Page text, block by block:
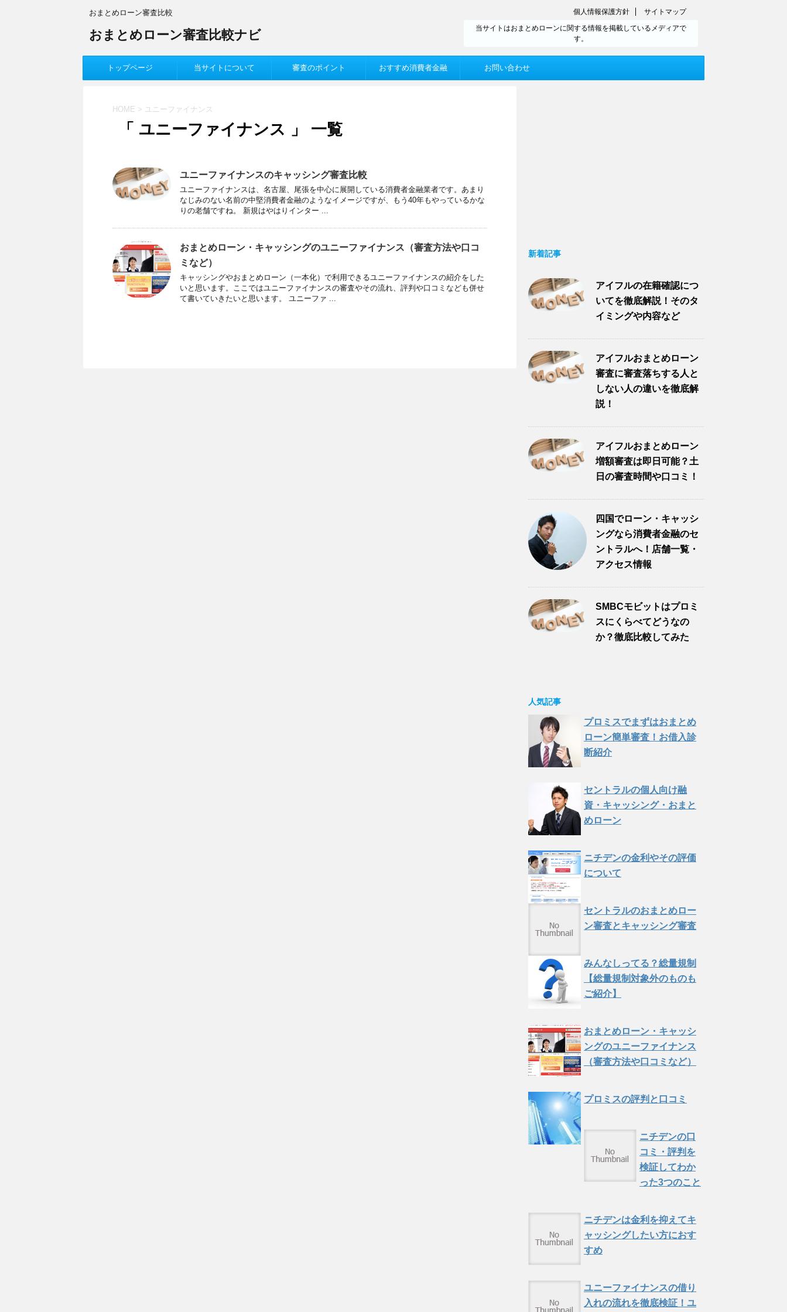
おまとめローン審査比較
おまとめローン審査比較ナビ
個人情報保護方針
サイトマップ
当サイトはおまとめローンに関する情報を掲載しているメディアで
す。
トップページ 当サイトについて 審査のポイント おすすめ消費者金融 お問い合わせ
HOME > ユニーファイナンス
「 ユニーファイナンス 」 一覧
ユニーファイナンスのキャッシング審査比較
ユニーファイナンスは、名古屋、尾張を中心に展開している消費者金融業者です。あまり
なじみのない名前の中堅消費者金融のようなイメージですが、もう40年もやっているかな
りの老舗ですね。 新規はやはりインター ...
おまとめローン・キャッシングのユニーファイナンス（審査方法や口コ
ミなど）
キャッシングやおまとめローン（一本化）で利用できるユニーファイナンスの紹介をした
いと思います。ここではユニーファイナンスの審査やその流れ、評判や口コミなども併せ
て書いていきたいと思います。 ユニーファ ...
新着記事
アイフルの在籍確認につ
いてを徹底解説！そのタ
イミングや内容など
アイフルおまとめローン
審査に審査落ちする人と
しない人の違いを徹底解
説！
アイフルおまとめローン
増額審査は即日可能？土
日の審査時間や口コミ！
四国でローン・キャッシ
ングなら消費者金融のセ
ントラルへ！店舗一覧・
アクセス情報
SMBCモビットはプロミ
スにくらべてどうなの
か？徹底比較してみた
人気記事
プロミスでまずはおまとめ
ローン簡単審査！お借入診
断紹介
セントラルの個人向け融
資・キャッシング・おまと
めローン
ニチデンの金利やその評価
について
セントラルのおまとめロー
ン審査とキャッシング審査
みんなしってる？総量規制
【総量規制対象外のものも
ご紹介】
おまとめローン・キャッシ
ングのユニーファイナンス
（審査方法や口コミなど）
プロミスの評判と口コミ
ニチデンの口
コミ・評判を
検証してわか
った3つのこと
ニチデンは金利を抑えてキ
ャッシングしたい方におす
すめ
ユニーファイナンスの借り
入れの流れを徹底検証！ユ